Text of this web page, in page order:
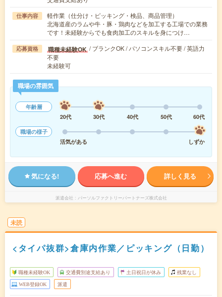
仕事内容
軽作業（仕分け・ピッキング・検品、商品管理）
北海道産のラムや牛・豚・鶏肉などを加工する工場での業務
です！未経験からでも食肉加工のスキルを身につけ…
応募資格 職種未経験OK / ブランクOK / パソコンスキル不要 / 英語力
不要
未経験可
職場の雰囲気
年齢層
20代
30代 40代 50代
60代
職場の様子
活気がある
しずか
気になる! 応募へ進む 詳しく見る
派遣会社 パーソルファクトリーパートナーズ株式会社
未読
<タイパ抜群>倉庫内作業／ピッキング（日勤）
職種未経験OK 交通費別途支給あり 土日祝日が休み 残業なし
WEB登録OK 派遣